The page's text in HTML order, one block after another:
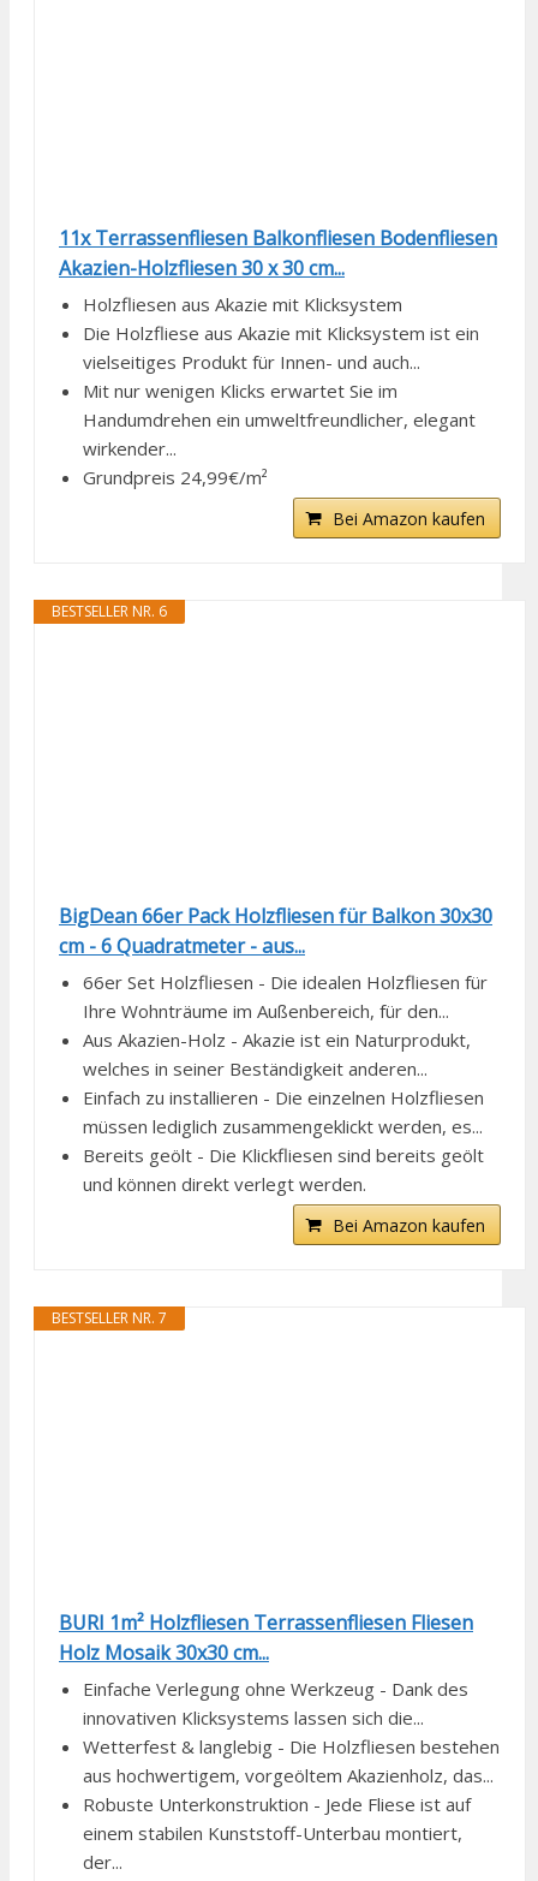
11x Terrassenfliesen Balkonfliesen Bodenfliesen
Akazien-Holzfliesen 30 x 30 cm...
Holzfliesen aus Akazie mit Klicksystem
Die Holzfliese aus Akazie mit Klicksystem ist ein
vielseitiges Produkt für Innen- und auch...
Mit nur wenigen Klicks erwartet Sie im
Handumdrehen ein umweltfreundlicher, elegant
wirkender...
Grundpreis 24,99€/m²
Bei Amazon kaufen
BESTSELLER NR. 6
BigDean 66er Pack Holzfliesen für Balkon 30x30
cm - 6 Quadratmeter - aus...
66er Set Holzfliesen - Die idealen Holzfliesen für
Ihre Wohnträume im Außenbereich, für den...
Aus Akazien-Holz - Akazie ist ein Naturprodukt,
welches in seiner Beständigkeit anderen...
Einfach zu installieren - Die einzelnen Holzfliesen
müssen lediglich zusammengeklickt werden, es...
Bereits geölt - Die Klickfliesen sind bereits geölt
und können direkt verlegt werden.
Bei Amazon kaufen
BESTSELLER NR. 7
BURI 1m² Holzfliesen Terrassenfliesen Fliesen
Holz Mosaik 30x30 cm...
Einfache Verlegung ohne Werkzeug - Dank des
innovativen Klicksystems lassen sich die...
Wetterfest & langlebig - Die Holzfliesen bestehen
aus hochwertigem, vorgeöltem Akazienholz, das...
Robuste Unterkonstruktion - Jede Fliese ist auf
einem stabilen Kunststoff-Unterbau montiert,
der...